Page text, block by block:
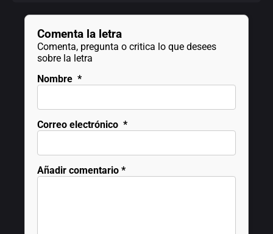
Comenta la letra
Comenta, pregunta o critica lo que desees
sobre la letra
Nombre *
Correo electrónico *
Añadir comentario *